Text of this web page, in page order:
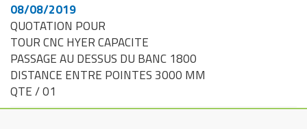
08/08/2019
QUOTATION POUR
TOUR CNC HYER CAPACITE
PASSAGE AU DESSUS DU BANC 1800
DISTANCE ENTRE POINTES 3000 MM
QTE / 01